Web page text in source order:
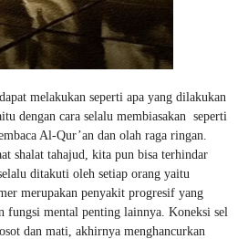
melakukan seperti apa yang dilakukan
dengan cara selalu membiasakan seperti
Al-Qur’an dan olah raga ringan.
shalat tahajud, kita pun bisa terhindar
ditakuti oleh setiap orang yaitu
merupakan penyakit progresif yang
fungsi mental penting lainnya. Koneksi sel
dan mati, akhirnya menghancurkan